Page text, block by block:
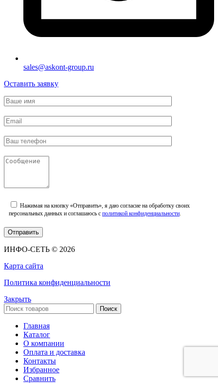
sales@askont-group.ru
Оставить заявку
Нажимая на кнопку «Отправить», я даю согласие на обработку своих
персональных данных и соглашаюсь с политикой конфиденциальности.
ИНФО-СЕТЬ © 2026
Карта сайта
Политика конфиденциальности
Закрыть
Поиск
Главная
Каталог
О компании
Оплата и доставка
Контакты
Избранное
Сравнить